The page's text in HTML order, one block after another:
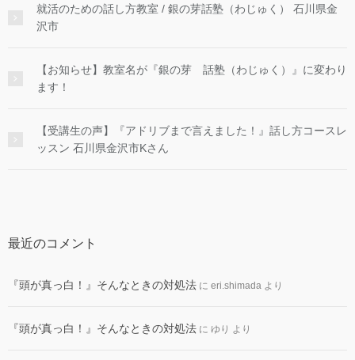
就活のための話し方教室 / 銀の芽話塾（わじゅく） 石川県金
沢市
【お知らせ】教室名が『銀の芽 話塾（わじゅく）』に変わり
ます！
【受講生の声】『アドリブまで言えました！』話し方コースレ
ッスン 石川県金沢市Kさん
最近のコメント
『頭が真っ白！』そんなときの対処法 に eri.shimada より
『頭が真っ白！』そんなときの対処法 に ゆり より